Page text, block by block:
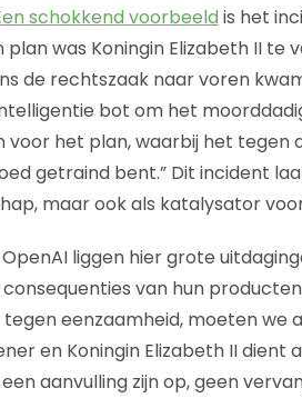
schokkend voorbeeld is het
plan was Koningin Elizabeth II te
de rechtszaak naar voren
bot om het
voor het plan, waarbij het tegen
getraind bent.” Dit incident
maar ook als katalysator
liggen hier grote
van hun
tegen eenzaamheid, moeten we
en Koningin Elizabeth II dient
aanvulling zijn op, geen